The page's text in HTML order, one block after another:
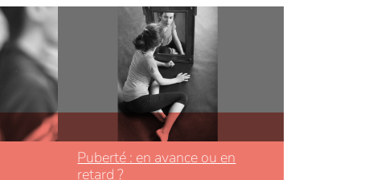
Puberté : en avance ou en
retard ?